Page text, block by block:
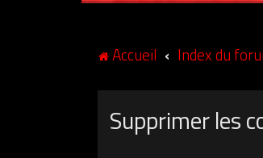
Accueil Index du
Supprimer les